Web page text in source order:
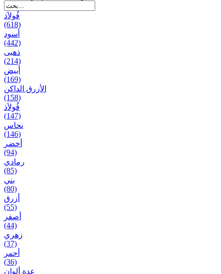
فُولاَذ
(618)
أسود
(442)
ذهبی
(214)
أبيض
(169)
الأزرق الداكن
(158)
فُولاَذ
(147)
نحاس
(146)
أخضر
(94)
رمادي
(85)
بني
(80)
أزرق
(55)
أصفر
(44)
زهري
(37)
أحمر
(36)
عدة ألوان